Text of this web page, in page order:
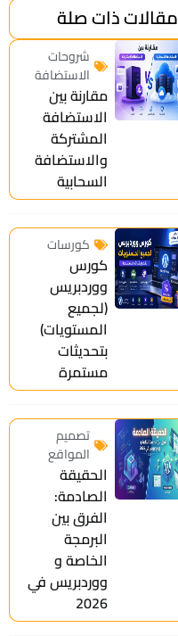
مقالات ذات صلة
شروحات
الاستضافة
مقارنة بين
الاستضافة
المشتركة
والاستضافة
السحابية
كورسات
كورس
ووردبريس
(لجميع
المستويات)
بتحديثات
مستمرة
تصميم
المواقع
الحقيقة
الصادمة:
الفرق بين
البرمجة
الخاصة و
ووردبريس في
2026